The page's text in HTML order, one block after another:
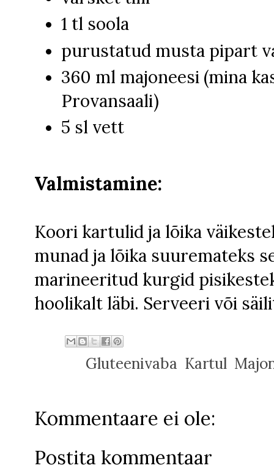
1 tl soola
purustatud musta pipart
360 ml majoneesi (mina
Provansaali)
5 sl vett
Valmistamine:
Koori kartulid ja lõika
munad ja lõika suuremateks
marineeritud kurgid
hoolikalt läbi. Serveeri või
Gluteenivaba Kartul
Kommentaare ei ole:
Postita kommentaar